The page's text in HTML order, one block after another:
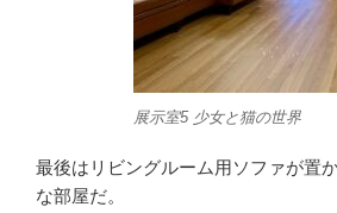
展示室5 少女と猫の世界
最後はリビングルーム用ソファが置
な部屋だ。